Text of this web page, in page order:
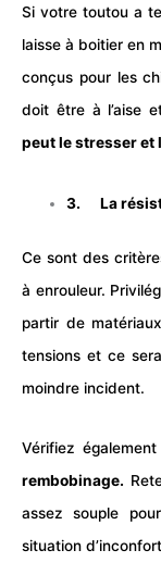
Si votre toutou a
laisse à boitier en
conçus pour les
doit être à l’aise
peut le stresser et
3. La
Ce sont des
à enrouleur.
partir de
tensions et ce
moindre incident.
Vérifiez également
rembobinage.
assez souple
situation